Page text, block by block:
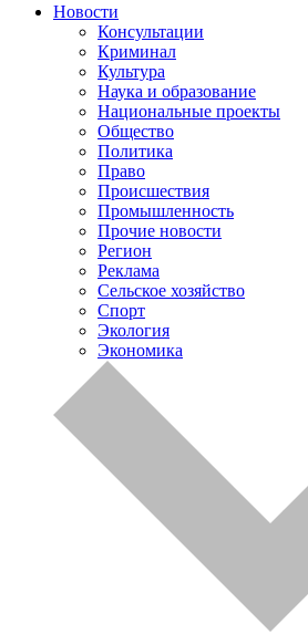
Новости
Консультации
Криминал
Культура
Наука и образование
Национальные проекты
Общество
Политика
Право
Происшествия
Промышленность
Прочие новости
Регион
Реклама
Сельское хозяйство
Спорт
Экология
Экономика